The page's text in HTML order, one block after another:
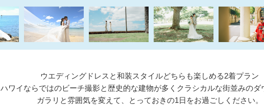
ウエディングドレスと和装スタイルどちらも楽しめる2着プラン
ハワイならではのビーチ撮影と歴史的な建物が多くクラシカルな街並みのダ
ガラリと雰囲気を変えて、とっておきの1日をお過ごしください。